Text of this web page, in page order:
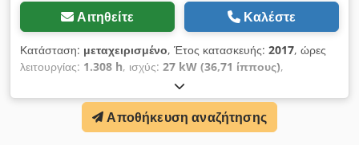
Αιτηθείτε Καλέστε
Κατάσταση: μεταχειρισμένο, Έτος κατασκευής: 2017, ώρες
λειτουργίας: 1.308 h, ισχύς: 27 kW (36,71 ίππους),
καμπίνα, τετρακίνηση
ανύψωση * Τετρακίνηση * Ελαστικά χλοοκοπής * 1308 ώρες
λειτουργίας ----Εσωτερικός αριθμός οχήματος 10178-----
Επιφύλαξη για λάθη και ενδιάμεση πώληση Cedpfx
Αποθήκευση αναζήτησης